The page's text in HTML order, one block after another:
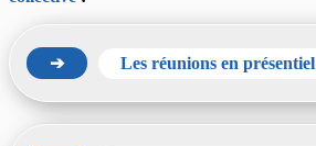
➔ Les réunions en